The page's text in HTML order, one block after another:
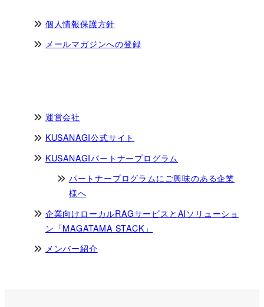
個人情報保護方針
メールマガジンへの登録
運営会社
KUSANAGI公式サイト
KUSANAGIパートナープログラム
パートナープログラムにご興味のある企業
様へ
企業向けローカルRAGサービスとAIソリューショ
ン「MAGATAMA STACK」
メンバー紹介